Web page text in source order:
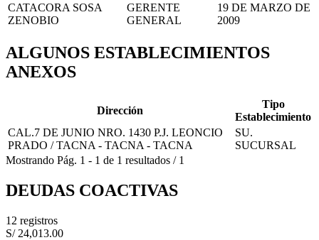
CATACORA SOSA
ZENOBIO
GERENTE
GENERAL
19 DE MARZO DE
2009
ALGUNOS ESTABLECIMIENTOS
ANEXOS
Dirección
Tipo
Establecimiento
CAL.7 DE JUNIO NRO. 1430 P.J. LEONCIO
PRADO / TACNA - TACNA - TACNA
SU.
SUCURSAL
Mostrando Pág. 1 - 1 de 1 resultados / 1
DEUDAS COACTIVAS
12 registros
S/ 24,013.00